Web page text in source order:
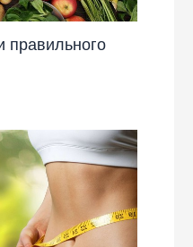
правильного